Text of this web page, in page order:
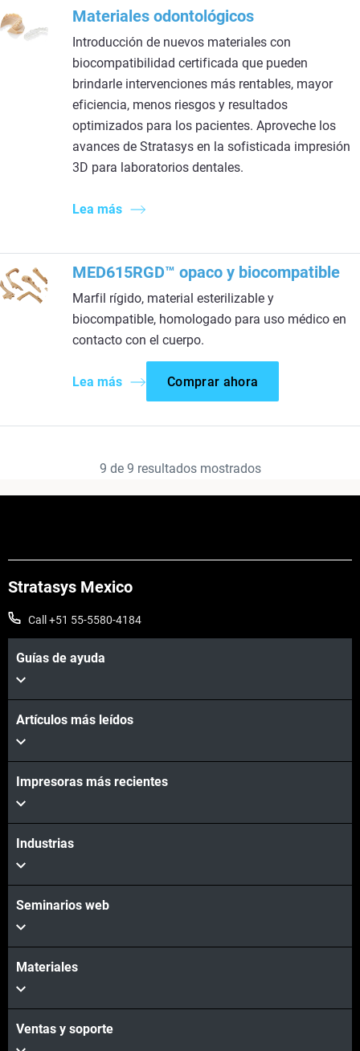
Materiales odontológicos
Introducción de nuevos materiales con
biocompatibilidad certificada que pueden
brindarle intervenciones más rentables, mayor
eficiencia, menos riesgos y resultados
optimizados para los pacientes. Aproveche los
avances de Stratasys en la sofisticada impresión
3D para laboratorios dentales.
Lea más
MED615RGD™ opaco y biocompatible
Marfil rígido, material esterilizable y
biocompatible, homologado para uso médico en
contacto con el cuerpo.
Lea más Comprar ahora
9 de 9 resultados mostrados
Stratasys Mexico
Call +51 55-5580-4184
Guías de ayuda
Artículos más leídos
Impresoras más recientes
Industrias
Seminarios web
Materiales
Ventas y soporte